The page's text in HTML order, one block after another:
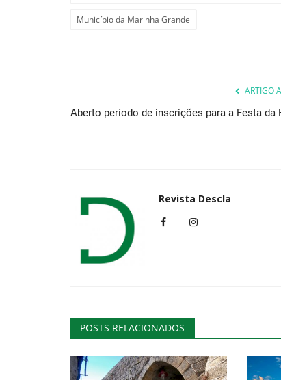
Município da Marinha Grande
ARTIGO
Aberto período de inscrições para a Festa da
Revista Descla
POSTS RELACIONADOS